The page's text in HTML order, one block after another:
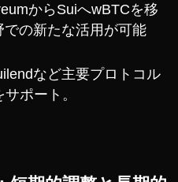
からSuiへwBTCを移
での新たな活用が可能
など主要プロトコル
ポート。